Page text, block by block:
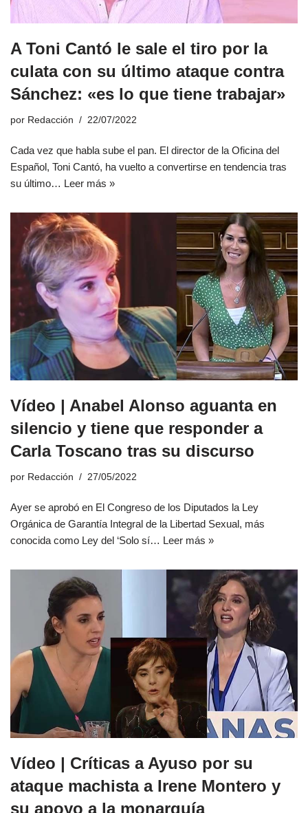
A Toni Cantó le sale el tiro por la
culata con su último ataque contra
Sánchez: «es lo que tiene trabajar»
por Redacción 22/07/2022
Cada vez que habla sube el pan. El director de la Oficina del
Español, Toni Cantó, ha vuelto a convertirse en tendencia tras
su último… Leer más »
Vídeo | Anabel Alonso aguanta en
silencio y tiene que responder a
Carla Toscano tras su discurso
por Redacción 27/05/2022
Ayer se aprobó en El Congreso de los Diputados la Ley
Orgánica de Garantía Integral de la Libertad Sexual, más
conocida como Ley del ‘Solo sí… Leer más »
Vídeo | Críticas a Ayuso por su
ataque machista a Irene Montero y
su apoyo a la monarquía